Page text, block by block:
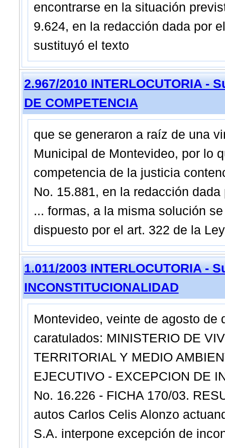
encontrarse en la situación
9.624, en la redacción dada por
sustituyó el texto
2.967/2010 INTERLOCUTORIA -
DE COMPETENCIA
que se generaron a raíz de una
Municipal de Montevideo, por lo
competencia de la justicia
No. 15.881, en la redacción
... formas, a la misma solución
dispuesto por el art. 322 de la
1.011/2003 INTERLOCUTORIA -
INCONSTITUCIONALIDAD
Montevideo, veinte de agosto de
caratulados: MINISTERIO DE
TERRITORIAL Y MEDIO
EJECUTIVO - EXCEPCION DE
No. 16.226 - FICHA 170/03.
autos Carlos Celis Alonzo
S.A. interpone excepción de